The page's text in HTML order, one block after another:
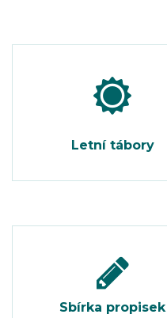
Letní tábory
Sbírka propisek